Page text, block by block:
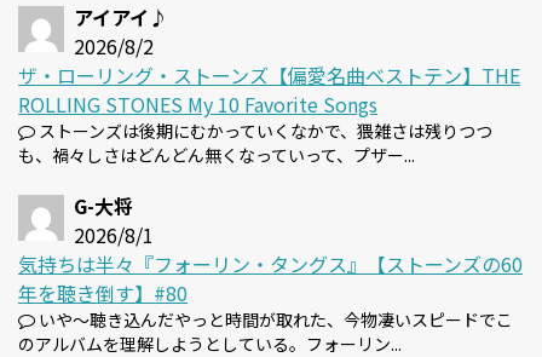
アイアイ♪
2026/8/2
ザ・ローリング・ストーンズ【偏愛名曲ベストテン】THE
ROLLING STONES My 10 Favorite Songs
ストーンズは後期にむかっていくなかで、猥雑さは残りつつ
も、禍々しさはどんどん無くなっていって、プザー...
G-大将
2026/8/1
気持ちは半々『フォーリン・タングス』【ストーンズの60
年を聴き倒す】#80
いや～聴き込んだやっと時間が取れた、今物凄いスピードでこ
のアルバムを理解しようとしている。フォーリン...